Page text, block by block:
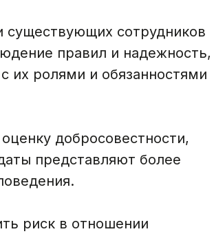
существующих сотрудников
правил и надежность,
их ролями и обязанностями
добросовестности,
представляют более
риск в отношении